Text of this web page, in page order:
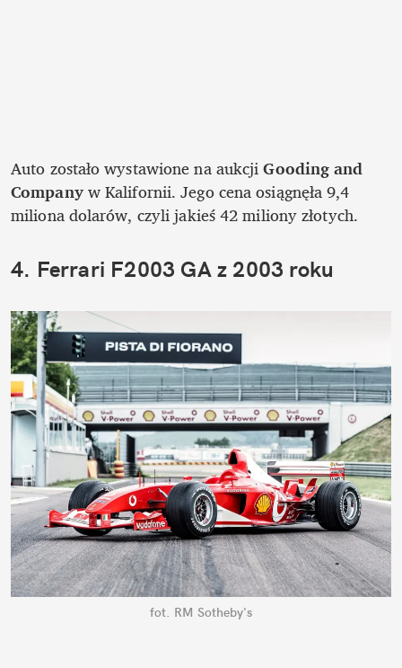
Auto zostało wystawione na aukcji Gooding and
Company w Kalifornii. Jego cena osiągnęła 9,4
miliona dolarów, czyli jakieś 42 miliony złotych.
4. Ferrari F2003 GA z 2003 roku
fot. RM Sotheby's